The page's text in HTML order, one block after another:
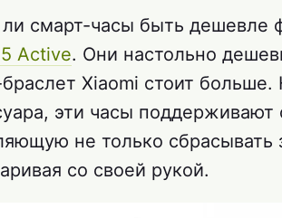
смарт-часы быть дешевле
Active. Они настольно
Xiaomi стоит
эти часы
не только сбрасывать
со своей рукой.